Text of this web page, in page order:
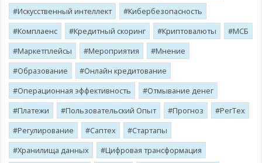
Искусственный интеллект
Кибербезопасность
Комплаенс
Кредитный скоринг Криптовалюты
МСБ
Маркетплейсы
Мероприятия
Мнение
Образование
Онлайн кредитование
Операционная эффективность
Отмывание денег
Платежи
Пользовательский Опыт Прогноз
РегТех
Регулирование
Саптех
Стартапы
Хранилища данных
Цифровая трансформация